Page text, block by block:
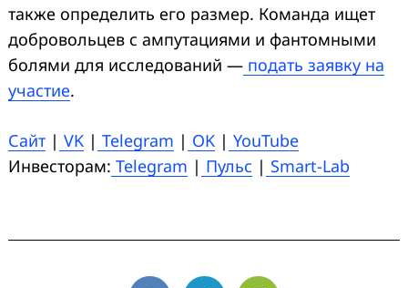
также определить его размер. Команда ищет
добровольцев с ампутациями и фантомными
болями для исследований — подать заявку на
участие.
Сайт | VK | Telegram | OK | YouTube
Инвесторам: Telegram | Пульс | Smart-Lab